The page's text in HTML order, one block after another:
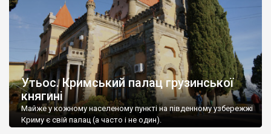
Утьос. Кримський палац грузинської
княгині
Майже у кожному населеному пункті на південному узбережжі
Криму є свій палац (а часто і не один).